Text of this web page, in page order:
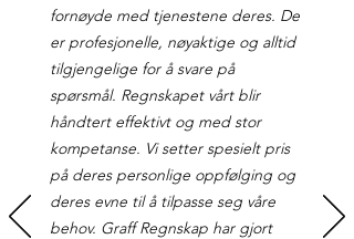
fornøyde med tjenestene deres. De
er profesjonelle, nøyaktige og alltid
tilgjengelige for å svare på
spørsmål. Regnskapet vårt blir
håndtert effektivt og med stor
kompetanse. Vi setter spesielt pris
på deres personlige oppfølging og
deres evne til å tilpasse seg våre
behov. Graff Regnskap har gjort